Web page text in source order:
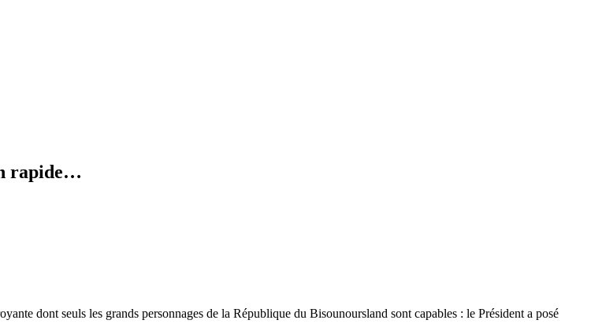
rapide…
dont seuls les grands personnages de la République du Bisounoursland sont capables : le Président a posé